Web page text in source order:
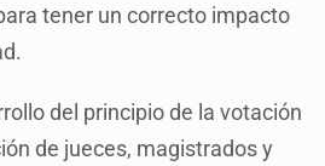
tener un correcto impacto
del principio de la votación
de jueces, magistrados y